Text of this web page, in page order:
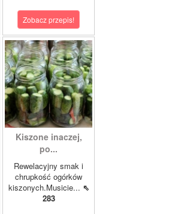
Zobacz przepis!
Kiszone inaczej,
po...
Rewelacyjny smak i
chrupkość ogórków
kiszonych.Musicie... ⇖
283